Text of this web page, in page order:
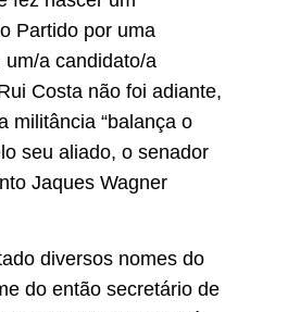
Partido por uma
a candidato/a
Costa não foi adiante,
militância “balança o
seu aliado, o senador
Jaques Wagner
diversos nomes do
do então secretário de